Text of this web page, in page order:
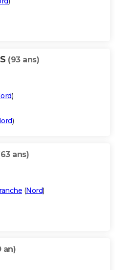
(93 ans)
)
)
ans)
(Nord)
an)